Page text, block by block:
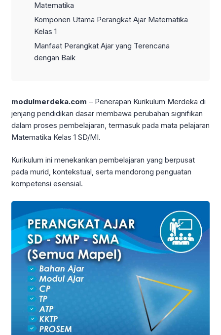
Matematika
Komponen Utama Perangkat Ajar Matematika
Kelas 1
Manfaat Perangkat Ajar yang Terencana
dengan Baik
modulmerdeka.com – Penerapan Kurikulum Merdeka di
jenjang pendidikan dasar membawa perubahan signifikan
dalam proses pembelajaran, termasuk pada mata pelajaran
Matematika Kelas 1 SD/MI.
Kurikulum ini menekankan pembelajaran yang berpusat
pada murid, kontekstual, serta mendorong penguatan
kompetensi esensial.